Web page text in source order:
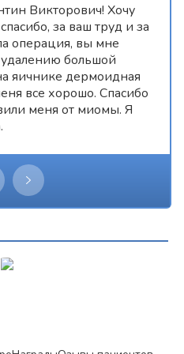
Викторович! Хочу
за ваш труд и за
операция, вы мне
большой
яичнике дермоидная
все хорошо. Спасибо
меня от миомы. Я